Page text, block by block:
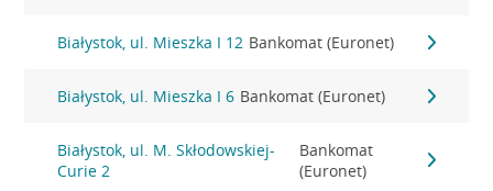
Białystok, ul. Mieszka I 12 Bankomat (Euronet)
Białystok, ul. Mieszka I 6 Bankomat (Euronet)
Białystok, ul. M. Skłodowskiej-
Curie 2
Bankomat
(Euronet)